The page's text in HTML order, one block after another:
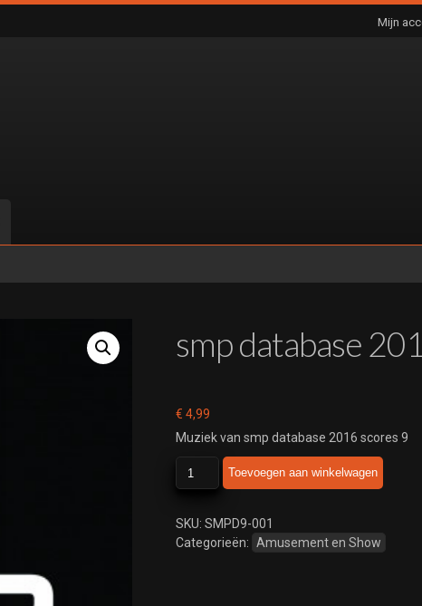
Mijn
smp database
€ 4,99
Muziek van smp database 2016 scores 9
database
scores
9
Toevoegen aan winkelwagen
SKU: SMPD9-001
Categorieën: Amusement en Show